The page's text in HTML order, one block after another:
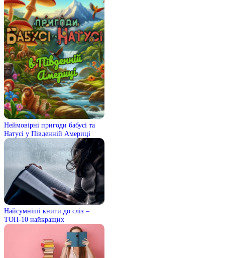
Неймовірні пригоди бабусі та
Натусі у Південній Америці
Найсумніші книги до сліз –
ТОП-10 найкращих